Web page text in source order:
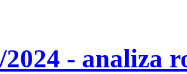
- analiza